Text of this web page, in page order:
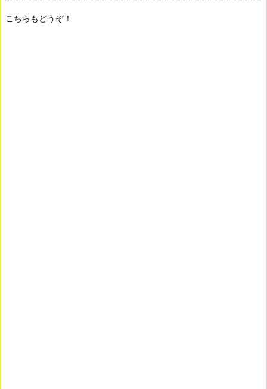
こちらもどうぞ！